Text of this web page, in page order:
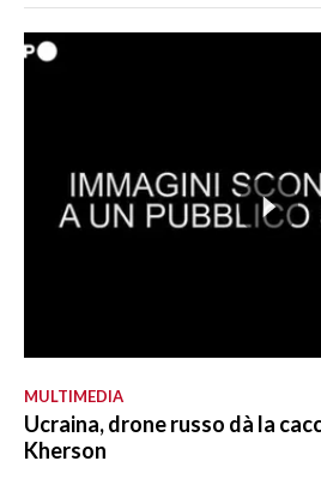
MULTIMEDIA
Ucraina, drone russo dà la
Kherson